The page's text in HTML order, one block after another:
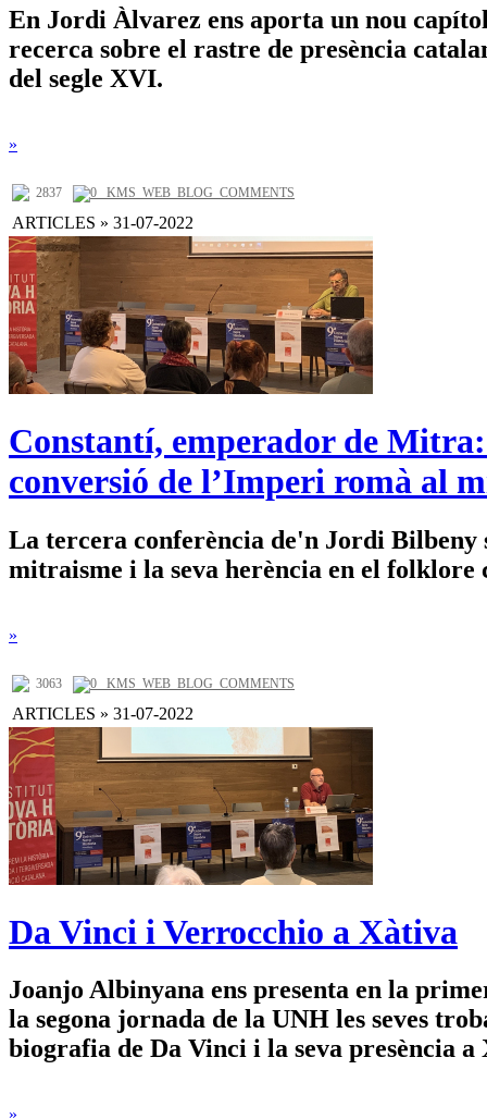
En Jordi Àlvarez ens aporta un nou
recerca sobre el rastre de presència
del segle XVI.
»
2837 0 _KMS_WEB_BLOG_COMMENTS
ARTICLES » 31-07-2022
Constantí, emperador de
conversió de l’Imperi romà al
La tercera conferència de'n Jordi Bilbeny
mitraisme i la seva herència en el folklore
»
3063 0 _KMS_WEB_BLOG_COMMENTS
ARTICLES » 31-07-2022
Da Vinci i Verrocchio a Xàtiva
Joanjo Albinyana ens presenta en la
la segona jornada de la UNH les seves
biografia de Da Vinci i la seva presència a
»